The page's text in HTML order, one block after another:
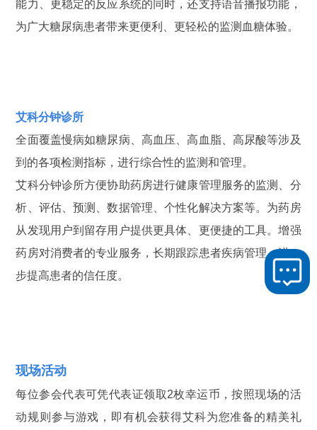
能力、更稳定的反应系统的同时，还支持语音播报功能，
为广大糖尿病患者带来更便利、更轻松的监测血糖体验。
艾科分钟诊所
全面覆盖慢病如糖尿病、高血压、高血脂、高尿酸等涉及
到的各项检测指标，进行综合性的监测和管理。
艾科分钟诊所方便协助药房进行健康管理服务的监测、分
析、评估、预测、数据管理、个性化解决方案等。为药房
从发现用户到留存用户提供更具体、更便捷的工具。增强
药房对消费者的专业服务，长期跟踪患者疾病管理，进一
步提高患者的信任度。
现场活动
每位参会代表可凭代表证领取2枚幸运币，按照现场的活
动规则参与游戏，即有机会获得艾科为您准备的精美礼